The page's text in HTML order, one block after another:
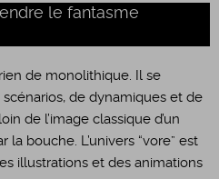
le fantasme
de monolithique. Il se
de dynamiques et de
de l’image classique d’un
bouche. L’univers “vore” est
illustrations et des animations